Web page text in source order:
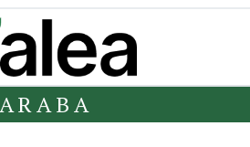
ARABA